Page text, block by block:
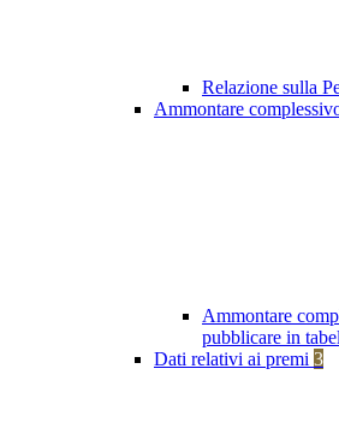
Relazione sulla
Ammontare
Ammontare
pubblicare in
Dati relativi ai premi 3